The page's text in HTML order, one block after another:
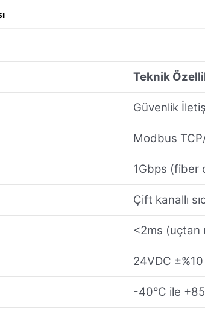
Teknik
Güvenlik
Modbus
1Gbps (fiber
Çift kanallı
<2ms (uçtan
24VDC
-40°C ile